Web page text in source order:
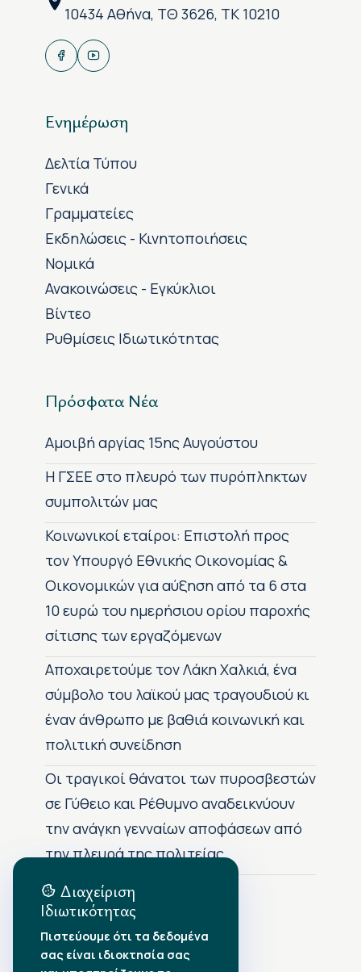
10434 Αθήνα, ΤΘ 3626, ΤΚ 10210
Ενημέρωση
Δελτία Τύπου
Γενικά
Γραμματείες
Εκδηλώσεις - Κινητοποιήσεις
Νομικά
Ανακοινώσεις - Εγκύκλιοι
Βίντεο
Ρυθμίσεις Ιδιωτικότητας
Πρόσφατα Νέα
Αμοιβή αργίας 15ης Αυγούστου
H ΓΣΕΕ στο πλευρό των πυρόπληκτων
συμπολιτών μας
Κοινωνικοί εταίροι: Επιστολή προς
τον Υπουργό Εθνικής Οικονομίας &
Οικονομικών για αύξηση από τα 6 στα
10 ευρώ του ημερήσιου ορίου παροχής
σίτισης των εργαζόμενων
Αποχαιρετούμε τον Λάκη Χαλκιά, ένα
σύμβολο του λαϊκού μας τραγουδιού κι
έναν άνθρωπο με βαθιά κοινωνική και
πολιτική συνείδηση
Οι τραγικοί θάνατοι των πυροσβεστών
σε Γύθειο και Ρέθυμνο αναδεικνύουν
την ανάγκη γενναίων αποφάσεων από
την πλευρά της πολιτείας
Αρχείο Δημοσιεύσεων
•Αύγουστος 2026
Διαχείριση
Ιδιωτικότητας
Πιστεύουμε ότι τα δεδομένα
σας είναι ιδιοκτησία σας